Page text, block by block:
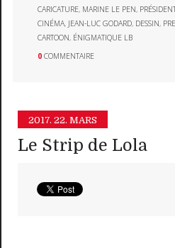
CARICATURE, MARINE LE PEN,
CINÉMA, JEAN-LUC GODARD, DESSIN,
CARTOON, ÉNIGMATIQUE LB
0 COMMENTAIRE
2017. 22. MARS
Le Strip de Lola